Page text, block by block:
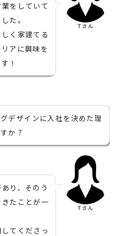
をしていて
た。
く家建てる
アに興味を
！
Tさん
デザインに入社を決めた理
か？
り、そのう
たことが一
てくださっ
Tさん